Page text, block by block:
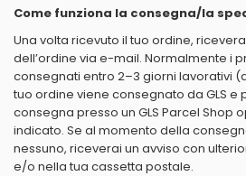
Come funziona la consegna/la
Una volta ricevuto il tuo ordine,
dell’ordine via e-mail. Normalmente i
consegnati entro 2–3 giorni lavorativi
tuo ordine viene consegnato da GLS e
consegna presso un GLS Parcel Shop
indicato. Se al momento della
nessuno, riceverai un avviso con
e/o nella tua cassetta postale.